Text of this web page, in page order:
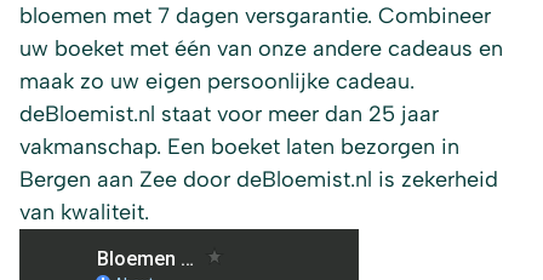
bloemen met 7 dagen versgarantie. Combineer
uw boeket met één van onze andere cadeaus en
maak zo uw eigen persoonlijke cadeau.
deBloemist.nl staat voor meer dan 25 jaar
vakmanschap. Een boeket laten bezorgen in
Bergen aan Zee door deBloemist.nl is zekerheid
van kwaliteit.